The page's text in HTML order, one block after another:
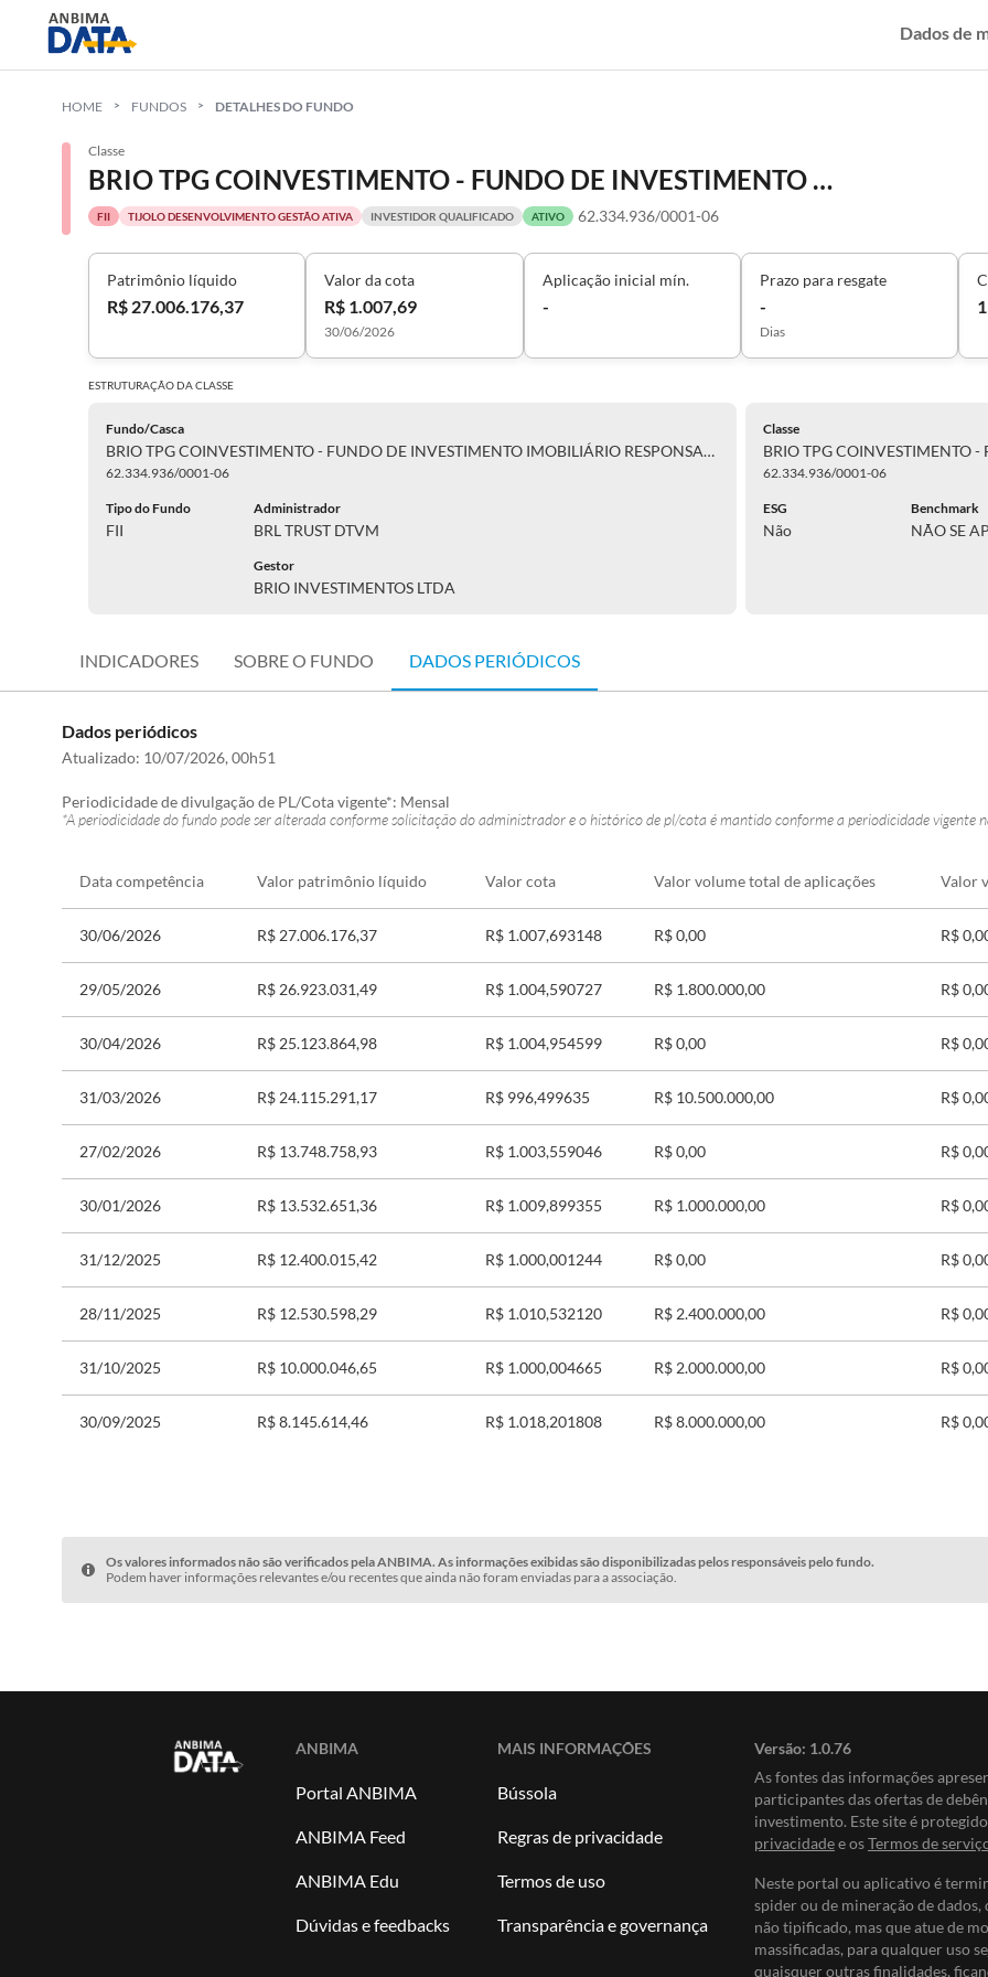
Dados de
HOME FUNDOS DETALHES DO FUNDO
Classe
BRIO TPG COINVESTIMENTO - FUNDO DE INVESTIMENTO IMOBILIÁRIO RESPONSABILIDADE LIMITADA
FII TIJOLO DESENVOLVIMENTO GESTÃO ATIVA INVESTIDOR QUALIFICADO ATIVO 62.334.936/0001-06
Patrimônio líquido
R$ 27.006.176,37
Valor da cota
R$ 1.007,69
30/06/2026
Aplicação inicial mín.
-
Prazo para resgate
-
Dias
1
ESTRUTURAÇÃO DACLASSE
Fundo/Casca
BRIO TPG COINVESTIMENTO - FUNDO DE INVESTIMENTO IMOBILIÁRIO RESPONSABILIDADE LIMITADA
62.334.936/0001-06
Tipo do Fundo
FII
Administrador
BRL TRUST DTVM
Gestor
BRIO INVESTIMENTOS LTDA
Classe
62.334.936/0001-06
ESG
Não
Benchmark
NÃO SE
INDICADORES SOBRE O FUNDO DADOS PERIÓDICOS
Dados periódicos
Atualizado: 10/07/2026, 00h51
Periodicidade de divulgação de PL/Cota vigente*: Mensal
*A periodicidade do fundo pode ser alterada conforme solicitação do administrador e o histórico de pl/cota é mantido conforme a periodicidade vigente
Data competência Valor patrimônio líquido Valor cota Valor volume total de aplicações Valor
30/06/2026 R$ 27.006.176,37 R$ 1.007,693148 R$ 0,00 R$
29/05/2026 R$ 26.923.031,49 R$ 1.004,590727 R$ 1.800.000,00 R$
30/04/2026 R$ 25.123.864,98 R$ 1.004,954599 R$ 0,00 R$
31/03/2026 R$ 24.115.291,17 R$ 996,499635 R$ 10.500.000,00 R$
27/02/2026 R$ 13.748.758,93 R$ 1.003,559046 R$ 0,00 R$
30/01/2026 R$ 13.532.651,36 R$ 1.009,899355 R$ 1.000.000,00 R$
31/12/2025 R$ 12.400.015,42 R$ 1.000,001244 R$ 0,00 R$
28/11/2025 R$ 12.530.598,29 R$ 1.010,532120 R$ 2.400.000,00 R$
31/10/2025 R$ 10.000.046,65 R$ 1.000,004665 R$ 2.000.000,00 R$
30/09/2025 R$ 8.145.614,46 R$ 1.018,201808 R$ 8.000.000,00 R$
Os valores informados não são verificados pela ANBIMA. As informações exibidas são disponibilizadas pelos responsáveis pelo fundo.
Podem haver informações relevantes e/ou recentes que ainda não foram enviadas para a associação.
ANBIMA
Portal ANBIMA
ANBIMA Feed
ANBIMA Edu
Dúvidas e feedbacks
MAIS INFORMAÇÕES
Bússola
Regras de privacidade
Termos de uso
Transparência e governança
Versão: 1.0.76
As fontes das informações
participantes das ofertas de
investimento. Este site é
privacidadee osTermos de
Neste portal ou aplicativo é
spider ou de mineração de
não tipificado, mas que atue de
massificadas, para qualquer uso
quaisquer outras finalidades,